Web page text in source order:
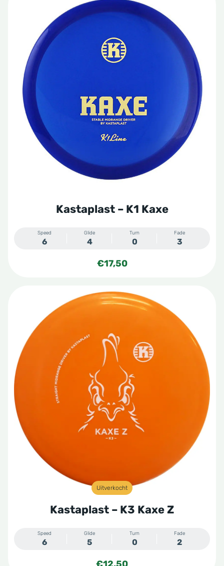
Kastaplast – K1 Kaxe
Speed
6
Glide
4
Turn
0
Fade
3
€17,50
Uitverkocht
Kastaplast – K3 Kaxe Z
Speed
6
Glide
5
Turn
0
Fade
2